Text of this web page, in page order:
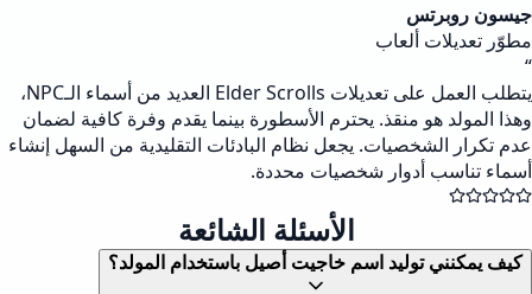
جيسون روبرتس
مطوّر تعديلات ألعاب
“
يتطلب العمل على تعديلات Elder Scrolls العديد من أسماء الـNPC،
وهذا المولد هو منقذ. يحترم الأسطورة بينما يقدم وفرة كافية لضمان
عدم تكرار الشخصيات. يجعل نظام البادئات التقليدية من السهل إنشاء
أسماء تناسب أدوار شخصيات محددة.
الأسئلة الشائعة
كيف يمكنني توليد اسم خاجيت أصيل باستخدام المولد؟